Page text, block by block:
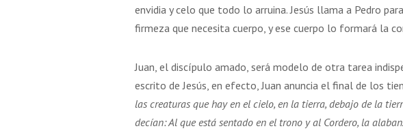
envidia y celo que todo lo arruina. Jesús llama a Pedro
firmeza que necesita cuerpo, y ese cuerpo lo formará la
Juan, el discípulo amado, será modelo de otra tarea
escrito de Jesús, en efecto, Juan anuncia el final de los
las creaturas que hay en el cielo, en la tierra, debajo de la
decían: Al que está sentado en el trono y al Cordero, la